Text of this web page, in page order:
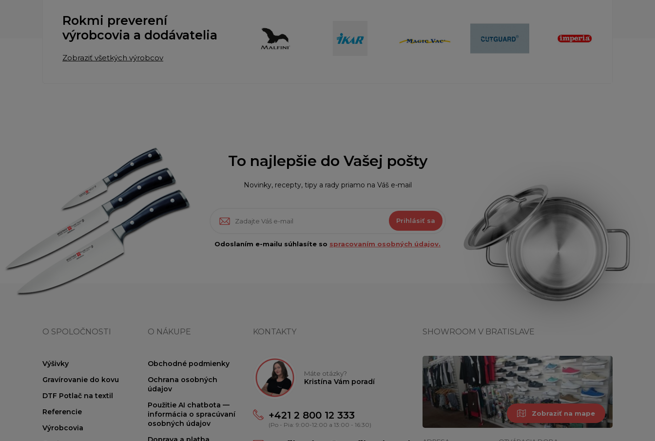
Rokmi preverení
výrobcovia a dodávatelia
Zobraziť všetkých výrobcov
To najlepšie do Vašej pošty
Novinky, recepty, tipy a rady priamo na Váš e-mail
Prihlásiť sa
Odoslaním e-mailu súhlasíte so spracovaním osobných údajov.
O SPOLOČNOSTI
Výšivky
Gravírovanie do kovu
DTF Potlač na textil
Referencie
Výrobcovia
O NÁKUPE
Obchodné podmienky
Ochrana osobných
údajov
Použitie AI chatbota —
informácia o spracúvaní
osobných údajov
KONTAKTY
Máte otázky?
Kristína Vám poradí
+421 2 800 12 333
(Po - Pia: 9:00-12:00 a 13:00 - 16:30)
SHOWROOM V BRATISLAVE
Zobraziť na mape